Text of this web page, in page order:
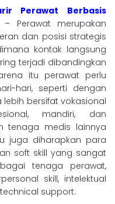
Perawat Berbasis
– Perawat merupakan
dan posisi strategis
kontak langsung
terjadi dibandingkan
itu perawat perlu
hari, seperti dengan
bersifat vokasional
mandiri, dan
tenaga medis lainnya
juga diharapkan para
soft skill yang sangat
tenaga perawat,
skill, intelektual
support.